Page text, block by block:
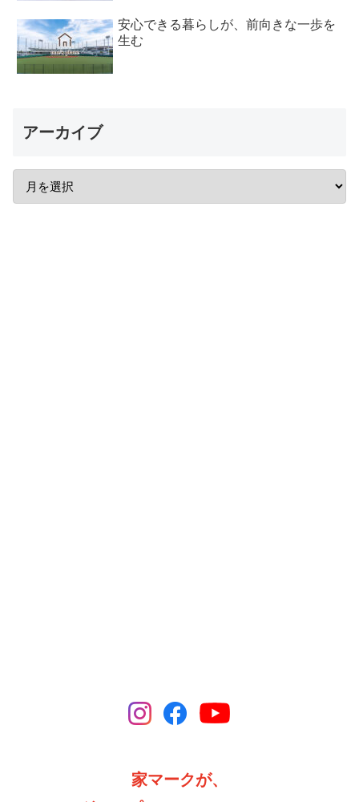
安心できる暮らしが、前向きな一歩を
生む
アーカイブ
家マークが、